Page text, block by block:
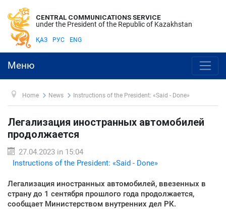
CENTRAL COMMUNICATIONS SERVICE
under the President of the Republic of Kazakhstan
ҚАЗ РУС ENG
Меню
Home News Instructions of the President: «Said - Done»
Легализация иностранных автомобилей
продолжается
27.04.2023 in 15:04
Instructions of the President: «Said - Done»
Легализация иностранных автомобилей, ввезенных в
страну до 1 сентября прошлого года продолжается,
сообщает Министерством внутренних дел РК.